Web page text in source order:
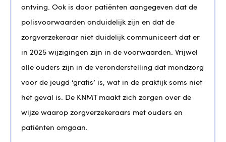
ontving. Ook is door patiënten aangegeven dat de
polisvoorwaarden onduidelijk zijn en dat de
zorgverzekeraar niet duidelijk communiceert dat er
in 2025 wijzigingen zijn in de voorwaarden. Vrijwel
alle ouders zijn in de veronderstelling dat mondzorg
voor de jeugd ‘gratis’ is, wat in de praktijk soms niet
het geval is. De KNMT maakt zich zorgen over de
wijze waarop zorgverzekeraars met ouders en
patiënten omgaan.